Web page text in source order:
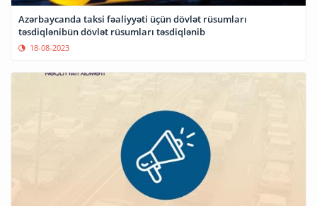
Azərbaycanda taksi fəaliyyəti üçün dövlət rüsumları
təsdiqlənibün dövlət rüsumları təsdiqlənib
18-08-2023